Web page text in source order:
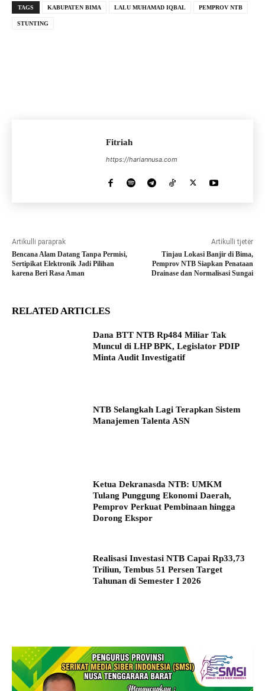
TAGS KABUPATEN BIMA LALU MUHAMAD IQBAL PEMPROV NTB
STUNTING
Fitriah
https://hariannusa.com
Artikulli paraprak
Bencana Alam Datang Tanpa Permisi,
Sertipikat Elektronik Jadi Pilihan
karena Beri Rasa Aman
Artikulli tjetër
Tinjau Lokasi Banjir di Bima,
Pemprov NTB Siapkan Penataan
Drainase dan Normalisasi Sungai
RELATED ARTICLES
Dana BTT NTB Rp484 Miliar Tak
Muncul di LHP BPK, Legislator PDIP
Minta Audit Investigatif
NTB Selangkah Lagi Terapkan Sistem
Manajemen Talenta ASN
Ketua Dekranasda NTB: UMKM
Tulang Punggung Ekonomi Daerah,
Pemprov Perkuat Pembinaan hingga
Dorong Ekspor
Realisasi Investasi NTB Capai Rp33,73
Triliun, Tembus 51 Persen Target
Tahunan di Semester I 2026